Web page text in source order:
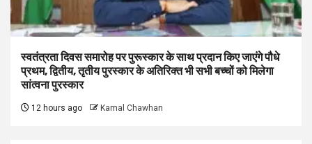
स्वतंत्रता दिवस समारोह पर पुरूस्‍कार के साथ प्रदान किए जाएंगे पौधे
प्रथम, द्वितीय, तृतीय पुरस्कार के अतिरिक्त भी सभी बच्चों को मिलेगा
सांत्वना पुरस्कार
12 hours ago Kamal Chawhan